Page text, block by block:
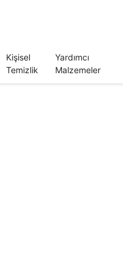
Kişisel
Temizlik
Yardımcı
Malzemeler